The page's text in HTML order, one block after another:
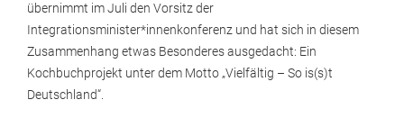
übernimmt im Juli den Vorsitz der
Integrationsminister*innenkonferenz und hat sich in diesem
Zusammenhang etwas Besonderes ausgedacht: Ein
Kochbuchprojekt unter dem Motto „Vielfältig – So is(s)t
Deutschland“.